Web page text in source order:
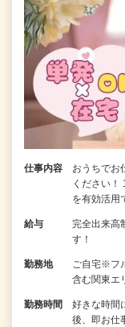
仕事内容
おうちでお
ください！
を有効活
給与
完全出来高
す！
勤務地
ご自宅※フ
含む関東エ
勤務時間
好きな時間
後、即お